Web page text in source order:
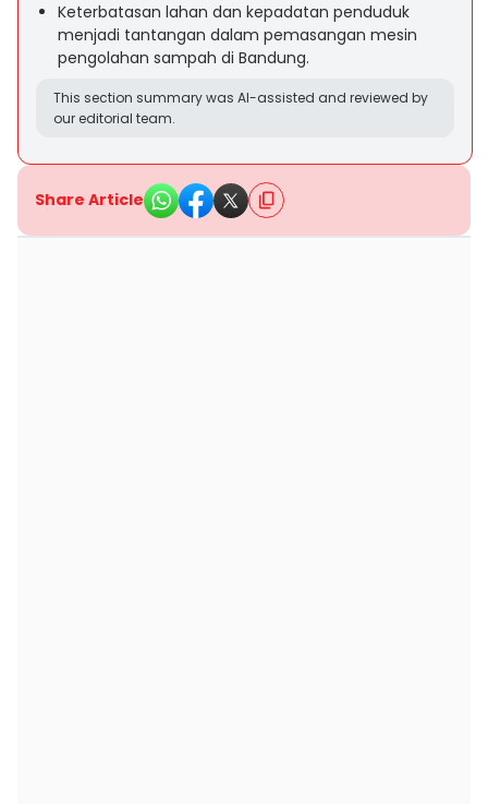
Keterbatasan lahan dan kepadatan penduduk
menjadi tantangan dalam pemasangan mesin
pengolahan sampah di Bandung.
This section summary was AI-assisted and reviewed by
our editorial team.
Share Article